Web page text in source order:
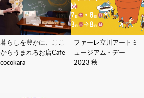
暮らしを豊かに、ここ
からうまれるお店Cafe
cocokara
ファーレ立川アートミ
ュージアム・デー
2023 秋